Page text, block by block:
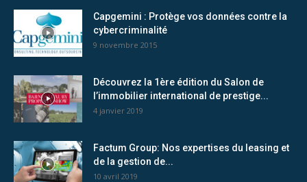
Capgemini : Protège vos données contre la
cybercriminalité
9 novembre 2015
Découvrez la 1ère édition du Salon de
l’immobilier international de prestige...
4 janvier 2019
Factum Group: Nos expertises du leasing et
de la gestion de...
10 avril 2019